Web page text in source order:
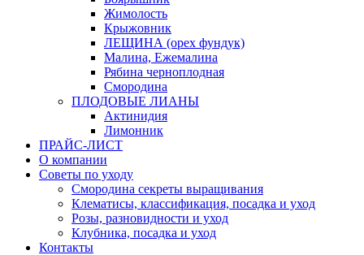
Жимолость
Крыжовник
ЛЕЩИНА (орех фундук)
Малина, Ежемалина
Рябина черноплодная
Смородина
ПЛОДОВЫЕ ЛИАНЫ
Актинидия
Лимонник
ПРАЙС-ЛИСТ
О компании
Советы по уходу
Смородина секреты выращивания
Клематисы, классификация, посадка и уход
Розы, разновидности и уход
Клубника, посадка и уход
Контакты